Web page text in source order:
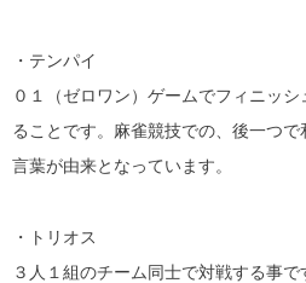
・テンパイ
０１（ゼロワン）ゲームでフィニッ
ることです。麻雀競技での、後一つ
言葉が由来となっています。
・トリオス
３人１組のチーム同士で対戦する事で